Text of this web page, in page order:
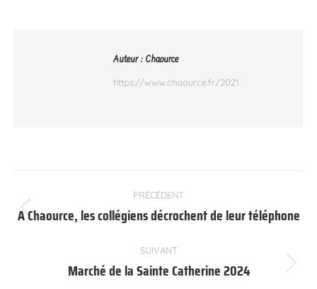
Auteur : Chaource
https://www.chaource.fr/2021
article
PRÉCÉDENT
Article
:
A Chaource, les collégiens décrochent de leur téléphone
SUIVANT
Article
Marché de la Sainte Catherine 2024